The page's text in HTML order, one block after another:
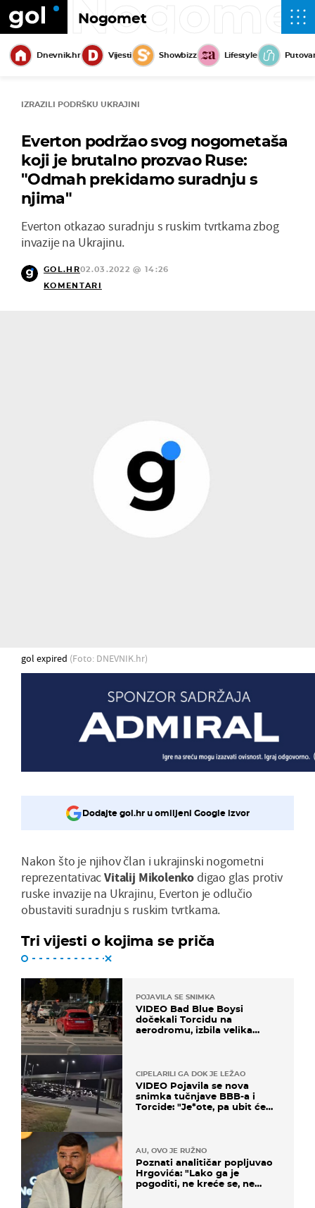
Nogomet
Dnevnik.hr Vijesti Showbizz Lifestyle
IZRAZILI PODRŠKU UKRAJINI
Everton podržao svog nogometaša
koji je brutalno prozvao Ruse:
"Odmah prekidamo suradnju s
njima"
Everton otkazao suradnju s ruskim tvrtkama zbog
invazije na Ukrajinu.
GOL.HR02.03.2022 @ 14:26
KOMENTARI
gol expired (Foto: DNEVNIK.hr)
Dodajte gol.hr u omiljeni Google izvor
Nakon što je njihov član i ukrajinski nogometni
reprezentativacVitalij Mikolenkodigao glas protiv
ruske invazije na Ukrajinu, Everton je odlučio
obustaviti suradnju s ruskim tvrtkama.
Tri vijesti o kojima se priča
POJAVILA SE SNIMKA
VIDEO Bad Blue Boysi
dočekali Torcidu na
aerodromu, izbila velika
CIPELARILI GA DOK JE LEŽAO
VIDEO Pojavila se nova
snimka tučnjave BBB-a i
Torcide: "Je*ote, pa ubit će
AU, OVO JE RUŽNO
Poznati analitičar popljuvao
Hrgovića: "Lako ga je
pogoditi, ne kreće se, ne